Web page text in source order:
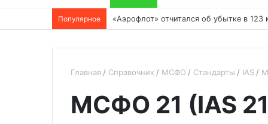
Популярное
Главная Справочник МСФО Стандарты IAS
МСФО 21 (IAS